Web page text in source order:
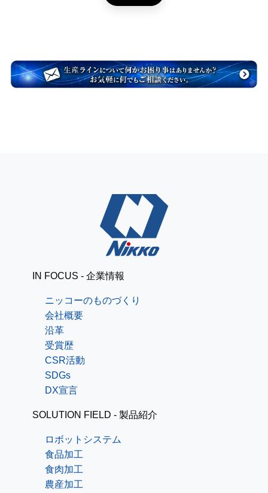
IN FOCUS - 企業情報
ニッコーのものづくり
会社概要
沿革
受賞歴
CSR活動
SDGs
DX宣言
SOLUTION FIELD - 製品紹介
ロボットシステム
食品加工
食肉加工
農産加工